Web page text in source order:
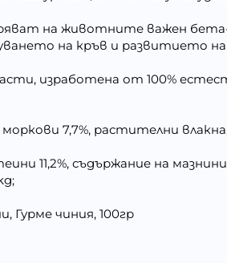
на животните важен
на кръв и развитието на
изработена от 100%
моркови 7,7%, растителни
11,2%, съдържание на мазнини
Гурме чиния, 100гр